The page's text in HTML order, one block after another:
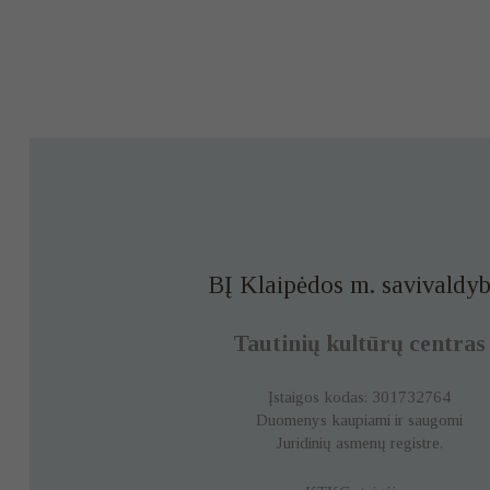
BĮ Klaipėdos m.
Tautinių kultūrų centras
Įstaigos kodas: 301732764
Duomenys kaupiami ir saugomi
Juridinių asmenų registre.